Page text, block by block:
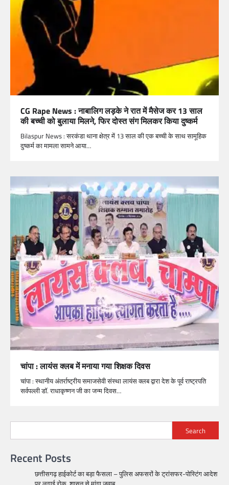
CG Rape News : नाबालिग लड़के ने रात में मैसेज कर 13 साल
की बच्ची को बुलाया मिलने, फिर दोस्त संग मिलकर किया दुष्कर्म
Bilaspur News : सरकंडा थाना क्षेत्र में 13 साल की एक बच्ची के साथ सामूहिक
दुष्कर्म का मामला सामने आया…
चांपा : लायंस क्लब में मनाया गया शिक्षक दिवस
चांपा : स्थानीय अंतर्राष्ट्रीय समाजसेवी संस्था लायंस क्लब द्वारा देश के पूर्व राष्ट्रपति
सर्वपल्ली डॉ. राधाकृष्णन जी का जन्म दिवस…
Search
Recent Posts
छत्तीसगढ़ हाईकोर्ट का बड़ा फैसला – पुलिस अफसरों के ट्रांसफर-पोस्टिंग आदेश